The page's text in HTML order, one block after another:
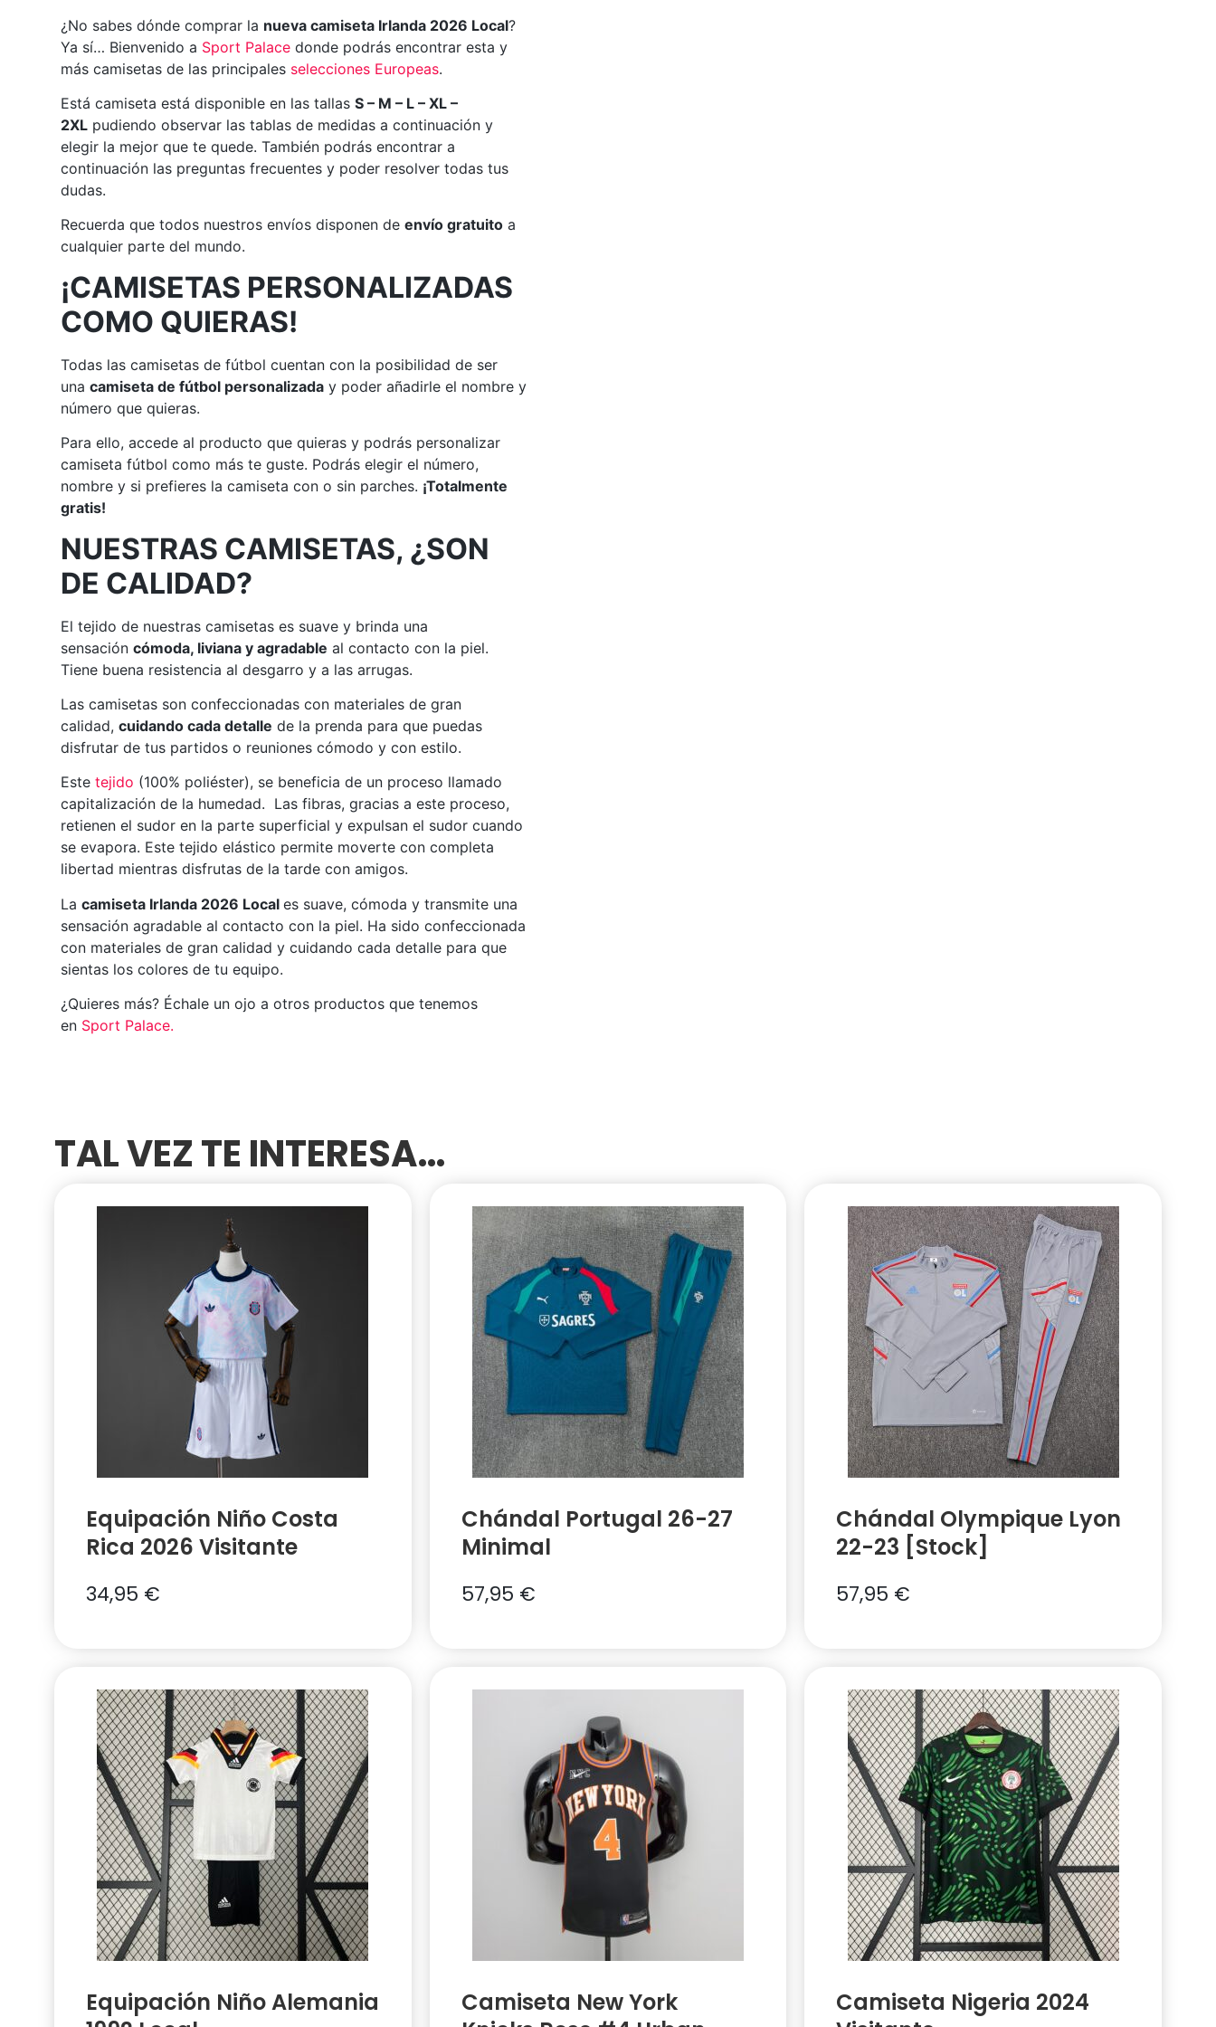
¿No sabes dónde comprar la nueva camiseta Irlanda 2026 Local?
Ya sí… Bienvenido a Sport Palace donde podrás encontrar esta y
más camisetas de las principales selecciones Europeas.
Está camiseta está disponible en las tallasS – M – L – XL –
2XL pudiendo observar las tablas de medidas a continuación y
elegir la mejor que te quede. También podrás encontrar a
continuación las preguntas frecuentes y poder resolver todas tus
dudas.
Recuerda que todos nuestros envíos disponen deenvío gratuito a
cualquier parte del mundo.
¡CAMISETAS PERSONALIZADAS
COMO QUIERAS!
Todas las camisetas de fútbol cuentan con la posibilidad de ser
unacamiseta de fútbol personalizada y poder añadirle el nombre y
número que quieras.
Para ello, accede al producto que quieras y podrás personalizar
camiseta fútbol como más te guste. Podrás elegir el número,
nombre y si prefieres la camiseta con o sin parches. ¡Totalmente
gratis!
NUESTRAS CAMISETAS, ¿SON
DE CALIDAD?
El tejido de nuestras camisetas es suave y brinda una
sensacióncómoda, liviana y agradable al contacto con la piel.
Tiene buena resistencia al desgarro y a las arrugas.
Las camisetas son confeccionadas con materiales de gran
calidad,cuidando cada detalle de la prenda para que puedas
disfrutar de tus partidos o reuniones cómodo y con estilo.
Estetejido (100% poliéster), se beneficia de un proceso llamado
capitalización de la humedad. Las fibras, gracias a este proceso,
retienen el sudor en la parte superficial y expulsan el sudor cuando
se evapora. Este tejido elástico permite moverte con completa
libertad mientras disfrutas de la tarde con amigos.
Lacamiseta Irlanda 2026 Locales suave, cómoda y transmite una
sensación agradable al contacto con la piel. Ha sido confeccionada
con materiales de gran calidad y cuidando cada detalle para que
sientas los colores de tu equipo.
¿Quieres más? Échale un ojo a otros productos que tenemos
en Sport Palace.
TAL VEZ TE INTERESA…
Equipación Niño Costa
Rica 2026 Visitante
34,95 €
Chándal Portugal 26-27
Minimal
57,95 €
Chándal Olympique Lyon
22-23 [Stock]
57,95 €
Equipación Niño Alemania
Camiseta New York
Camiseta Nigeria 2024